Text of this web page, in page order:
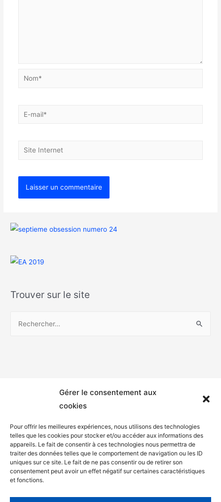
Gérer le consentement aux
cookies
Pour offrir les meilleures expériences, nous utilisons des technologies
telles que les cookies pour stocker et/ou accéder aux informations des
appareils. Le fait de consentir à ces technologies nous permettra de
traiter des données telles que le comportement de navigation ou les ID
uniques sur ce site. Le fait de ne pas consentir ou de retirer son
consentement peut avoir un effet négatif sur certaines caractéristiques
et fonctions.
Trouver sur le site
Mentions légales
Politique de confidentialité